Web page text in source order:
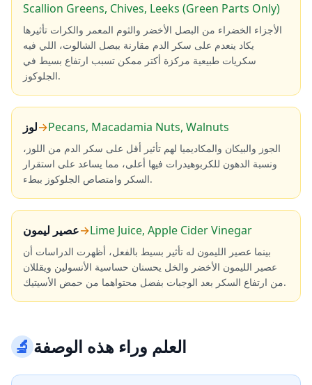
Scallion Greens, Chives, Leeks (Green Parts Only)
الأجزاء الخضراء من البصل الأخضر والثوم المعمر والكرات تأثيرها
يكاد ينعدم على سكر الدم مقارنة ببصل الشالوت، اللي فيه
سكريات طبيعية مركزة أكتر ممكن تسبب ارتفاع بسيط في
الجلوكوز.
لوز→Pecans, Macadamia Nuts, Walnuts
الجوز والبيكان والمكاديميا لهم تأثير أقل على سكر الدم من اللوز،
ونسبة الدهون للكربوهيدرات فيها أعلى، مما يساعد على استقرار
السكر وامتصاص الجلوكوز ببطء.
عصير ليمون→Lime Juice, Apple Cider Vinegar
بينما عصير الليمون له تأثير بسيط بالفعل، أظهرت الدراسات أن
عصير الليمون الأخضر والخل يحسنان حساسية الأنسولين ويقللان
من ارتفاع السكر بعد الوجبات بفضل محتواهما من حمض الأسيتيك.
🔬العلم وراء هذه الوصفة